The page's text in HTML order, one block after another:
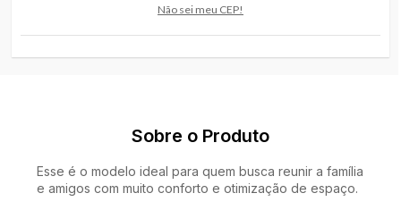
Não sei meu CEP!
Sobre o Produto
Esse é o modelo ideal para quem busca reunir a família
e amigos com muito conforto e otimização de espaço.